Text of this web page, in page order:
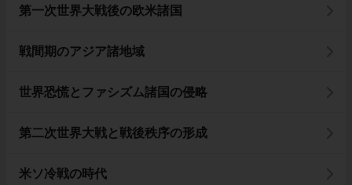
第一次世界大戦後の欧米諸国
戦間期のアジア諸地域
世界恐慌とファシズム諸国の侵略
第二次世界大戦と戦後秩序の形成
米ソ冷戦の時代